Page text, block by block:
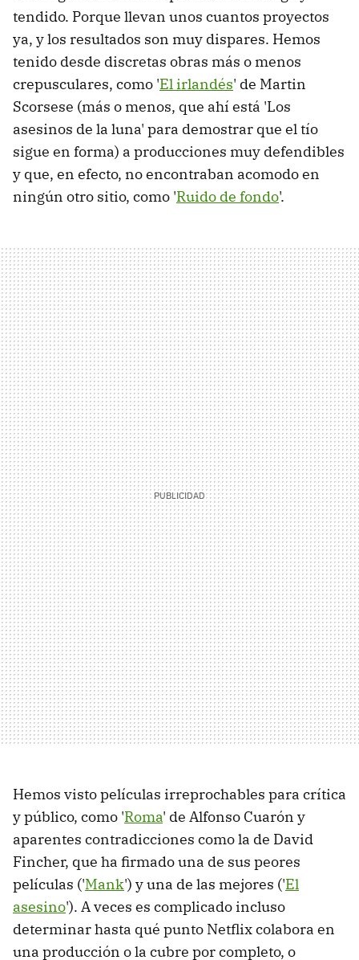
tendido. Porque llevan unos cuantos proyectos
ya, y los resultados son muy dispares. Hemos
tenido desde discretas obras más o menos
crepusculares, como 'El irlandés' de Martin
Scorsese (más o menos, que ahí está 'Los
asesinos de la luna' para demostrar que el tío
sigue en forma) a producciones muy defendibles
y que, en efecto, no encontraban acomodo en
ningún otro sitio, como 'Ruido de fondo'.
Hemos visto películas irreprochables para crítica
y público, como 'Roma' de Alfonso Cuarón y
aparentes contradicciones como la de David
Fincher, que ha firmado una de sus peores
películas ('Mank') y una de las mejores ('El
asesino'). A veces es complicado incluso
determinar hasta qué punto Netflix colabora en
una producción o la cubre por completo, o